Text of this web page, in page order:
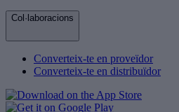
Col·laboracions
Converteix-te en proveïdor
Converteix-te en distribuïdor